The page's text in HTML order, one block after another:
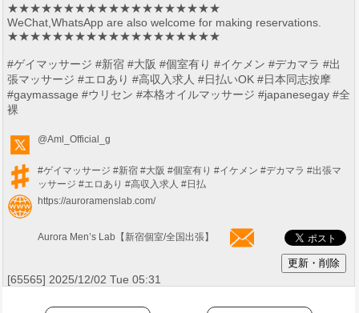
★★★★★★★★★★★★★★★★★★★
WeChat,WhatsApp are also welcome for making reservations.
★★★★★★★★★★★★★★★★★★★
#ゲイマッサージ #新宿 #大阪 #個室有り #イケメン #デカマラ #出
張マッサージ #エロあり #高収入求人 #日払いOK #日本同志按摩
#gaymassage #ウリセン #本格オイルマッサージ #japanesegay #全
裸
@Aml_Official_g
#ゲイマッサージ #新宿 #大阪 #個室有り #イケメン #デカマラ #出張マ
ッサージ #エロあり #高収入求人 #日払
https://auroramenslab.com/
Aurora Men’s Lab【新宿個室/全国出張】
[65565] 2025/12/02 Tue 05:31